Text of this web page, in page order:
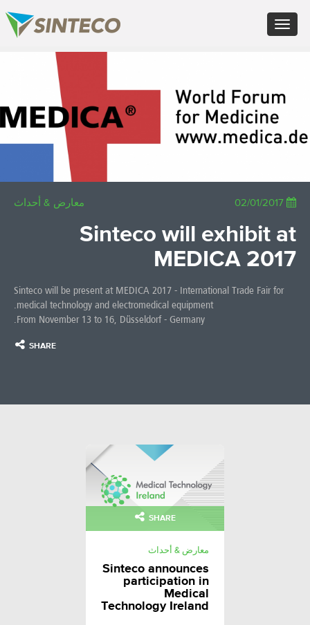
Toggle
navigation
FR - Français
PL - Język polski
ZH - 汉语
JA - 日本語
TR - Türkçe
AE - اللغة العربية
معارض & أحداث
Sinteco will exhibit at
MEDICA 2017
Sinteco will be present at MEDICA 2017 - International Trade Fair for
medical technology and electromedical equipment.
From November 13 to 16, Düsseldorf - Germany.
SHARE
SHARE
معارض & أحداث
Sinteco announces
participation in
Medical
Technology Ireland